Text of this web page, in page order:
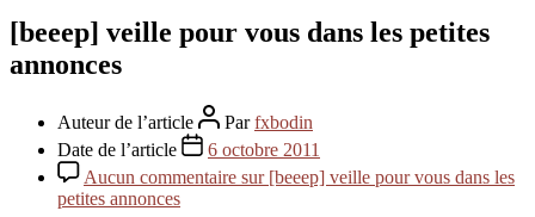
[beeep] veille pour vous dans les petites
annonces
Auteur de l’article Parfxbodin
Date de l’article
6 octobre 2011
Aucun commentaire sur [beeep] veille pour vous dans les
petites annonces